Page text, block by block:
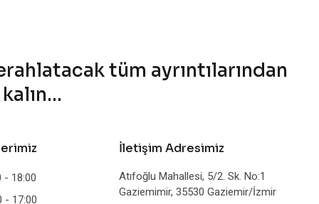
tüm ayrıntılarından
- 18:00
- 17:00
İletişim Adresimiz
Atıfoğlu Mahallesi, 5/2. Sk. No:1
Gaziemimir, 35530 Gaziemir/İzmir